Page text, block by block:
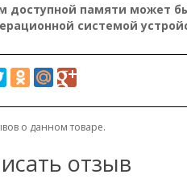
доступной памяти может
системой
о данном товаре.
отзыв